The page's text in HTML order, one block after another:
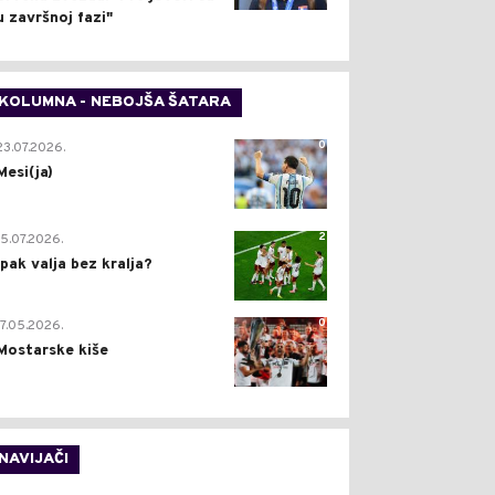
završnoj fazi"
KOLUMNA - NEBOJŠA ŠATARA
0
2
valja bez kralja?
0
kiše
NAVIJAČI